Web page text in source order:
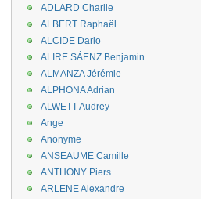
ADLARD Charlie
ALBERT Raphaël
ALCIDE Dario
ALIRE SÁENZ Benjamin
ALMANZA Jérémie
ALPHONA Adrian
ALWETT Audrey
Ange
Anonyme
ANSEAUME Camille
ANTHONY Piers
ARLENE Alexandre